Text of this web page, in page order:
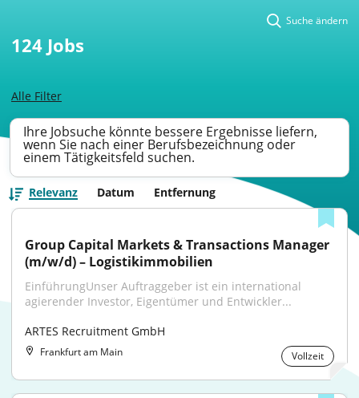
Alle Filter
Suche ändern
124 Jobs
Ihre Jobsuche könnte bessere Ergebnisse liefern,
wenn Sie nach einer Berufsbezeichnung oder
einem Tätigkeitsfeld suchen.
Relevanz Datum Entfernung
Group Capital Markets & Transactions Manager
(m/w/d) – Logistikimmobilien
EinführungUnser Auftraggeber ist ein international
agierender Investor, Eigentümer und Entwickler...
ARTES Recruitment GmbH
Frankfurt am Main Vollzeit